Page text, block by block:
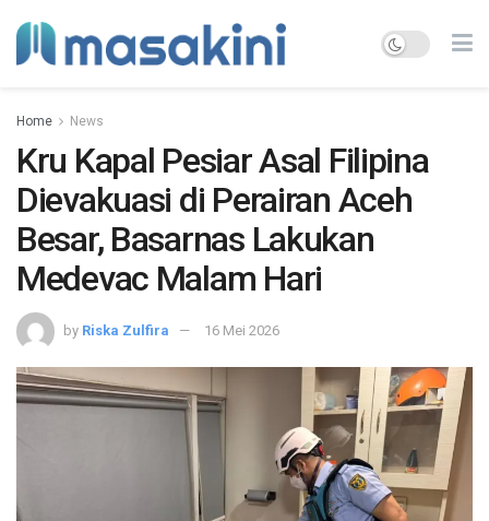
Home News
Kru Kapal Pesiar Asal Filipina
Dievakuasi di Perairan Aceh
Besar, Basarnas Lakukan
Medevac Malam Hari
by Riska Zulfira 16 Mei 2026